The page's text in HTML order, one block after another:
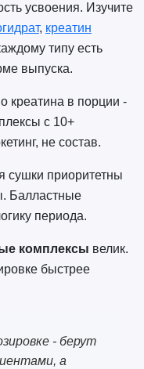
усвоения. Изучите
, креатин
типу есть
выпуска.
креатина в порции -
с 10+
не состав.
сушки приоритетны
Балластные
периода.
комплексы велик.
быстрее
- берут
а